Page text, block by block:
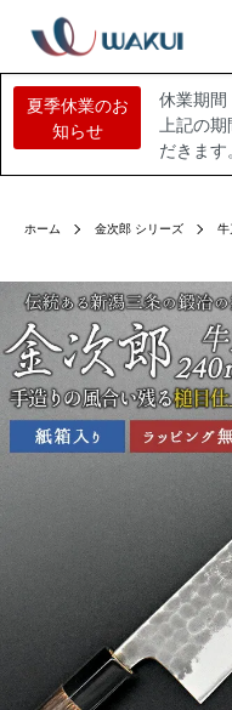
夏季休業のお
知らせ
休業期間
上記の
だきま
ホーム 金次郎 シリーズ 牛